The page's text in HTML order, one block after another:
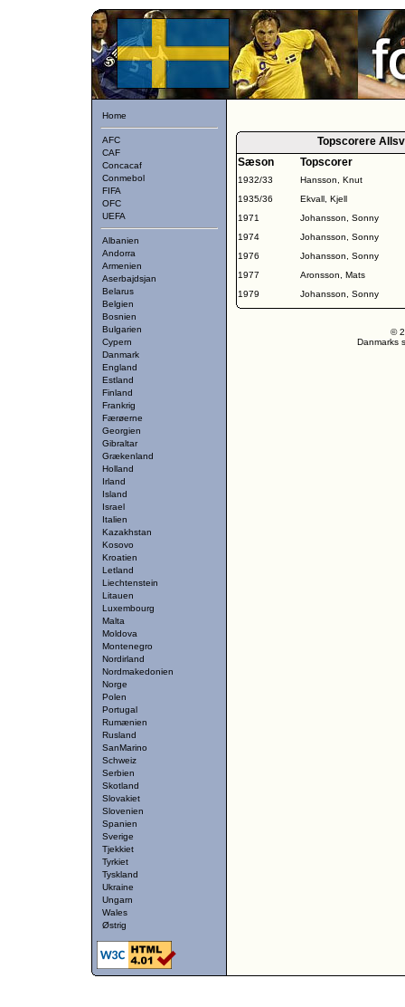
Home
AFC
CAF
Concacaf
Conmebol
FIFA
OFC
UEFA
Albanien
Andorra
Armenien
Aserbajdsjan
Belarus
Belgien
Bosnien
Bulgarien
Cypern
Danmark
England
Estland
Finland
Frankrig
Færøerne
Georgien
Gibraltar
Grækenland
Holland
Irland
Island
Israel
Italien
Kazakhstan
Kosovo
Kroatien
Letland
Liechtenstein
Litauen
Luxembourg
Malta
Moldova
Montenegro
Nordirland
Nordmakedonien
Norge
Polen
Portugal
Rumænien
Rusland
SanMarino
Schweiz
Serbien
Skotland
Slovakiet
Slovenien
Spanien
Sverige
Tjekkiet
Tyrkiet
Tyskland
Ukraine
Ungarn
Wales
Østrig
Topscorere
Sæson
Topscorer
1932/33
Hansson, Knut
1935/36
Ekvall, Kjell
1971
Johansson, Sonny
1974
Johansson, Sonny
1976
Johansson, Sonny
1977
Aronsson, Mats
1979
Johansson, Sonny
©
Danmarks